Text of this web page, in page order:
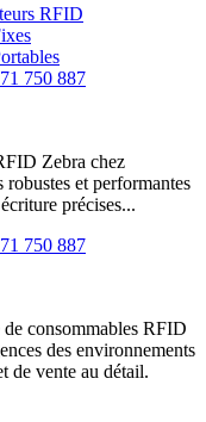
RFID
750 887
Zebra chez
robustes et performantes
précises...
750 887
consommables RFID
des environnements
de vente au détail.